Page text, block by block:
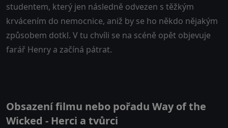
studentem, který jen následně odvezen s těžkým
krvácením do nemocnice, aniž by se ho někdo nějakým
způsobem dotkl. V tu chvíli se na scéně opět objevuje
farář Henry a začíná pátrat.
Obsazení filmu nebo pořadu Way of the
Wicked - Herci a tvůrci